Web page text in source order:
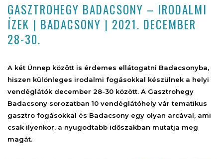
GASZTROHEGY BADACSONY – IRODALMI
ÍZEK | BADACSONY | 2021. DECEMBER
28-30.
A két Ünnep között is érdemes ellátogatni Badacsonyba,
hiszen különleges irodalmi fogásokkal készülnek a helyi
vendéglátók december 28-30 között. A Gasztrohegy
Badacsony sorozatban 10 vendéglátóhely vár tematikus
gasztro fogásokkal és Badacsony egy olyan arcával, ami
csak ilyenkor, a nyugodtabb időszakban mutatja meg
magát.